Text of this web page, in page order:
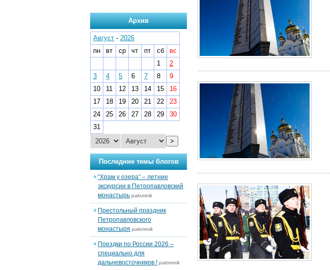
Архив
Август - 2026
пн
вт ср чт пт сб
вс
1
2
3
4 5 6 7 8
9
10
11 12 13 14 15
16
17
18 19 20 21 22
23
24
25 26 27 28 29
30
31
>
Последние темы блогов
“Храм у озера” – летние
экскурсии в Петропавловский
монастырь palomnik
Престольный праздник
Петропавловского
монастыря palomnik
Поездки по России 2026 –
специально для
дальневосточников ! palomnik